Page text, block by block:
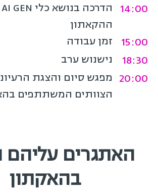
14:00
ההקאתון
15:00 זמן עבודה
18:30 נישנוש ערב
20:00 מפגש סיום והצגת
הצוותים המשתתפים
האתגרים עליהם
בהאקתון